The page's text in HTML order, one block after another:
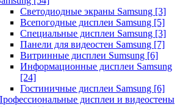
Светодиодные экраны Samsung [3]
Всепогодные дисплеи Samsung [5]
Специальные дисплеи Samsung [3]
Панели для видеостен Samsung [7]
Витринные дисплеи Sumsung [6]
Информационные дисплеи Samsung
[24]
Гостиничные дисплеи Samsung [6]
дисплеи и видеостены